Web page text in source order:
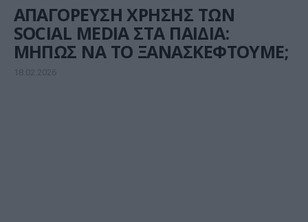
ΑΠΑΓΟΡΕΥΣΗ ΧΡΗΣΗΣ ΤΩΝ
SOCIAL MEDIA ΣΤΑ ΠΑΙΔΙΑ:
ΜΗΠΩΣ ΝΑ ΤΟ ΞΑΝΑΣΚΕΦΤΟΥΜΕ;
18.02.2026